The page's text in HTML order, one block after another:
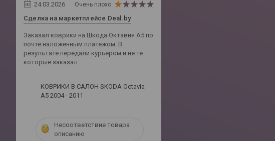
24.03.2026 Очень плохо
Сделка на маркетплейсе Deal.by
Заказал коврики на Шкода Октавия А5 по
почте наложенным платежом. В
результате передали курьером и не те
которые заказал.
КОВРИКИ В САЛОН SKODA Octavia
A5 2004 - 2011
Несоответствие товара
описанию